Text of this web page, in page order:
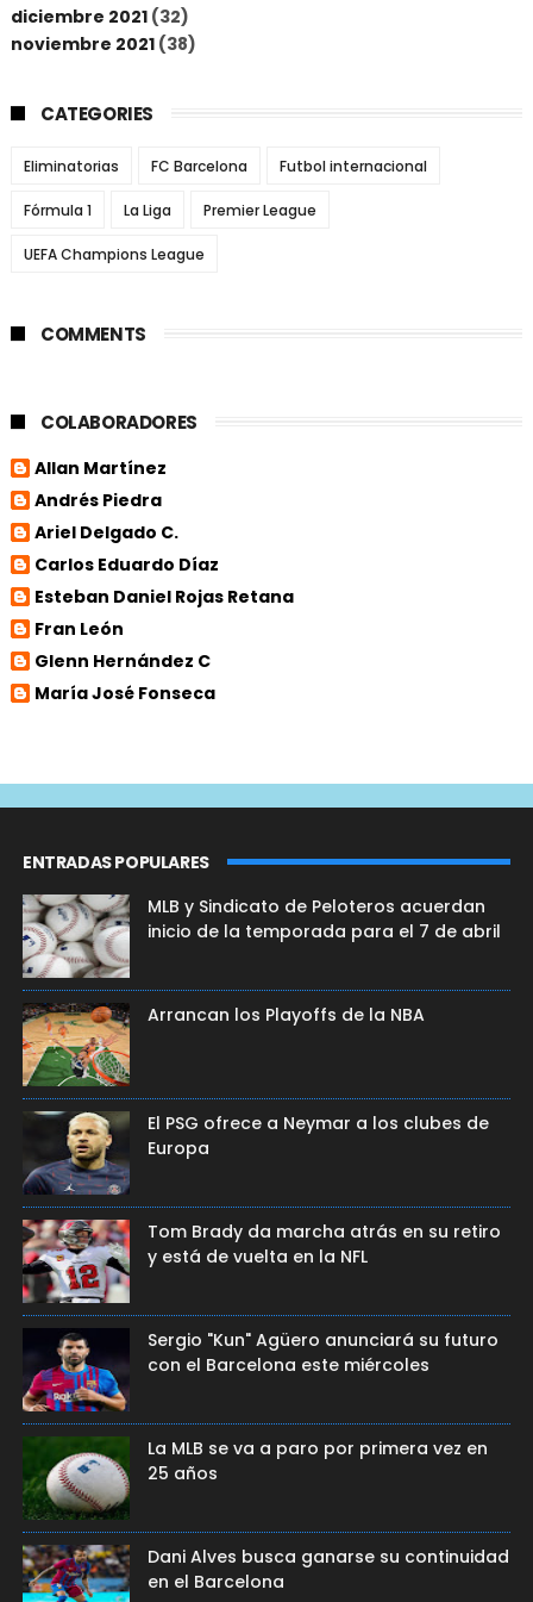
diciembre 2021(32)
noviembre 2021(38)
CATEGORIES
Eliminatorias FC Barcelona Futbol internacional
Fórmula 1 La Liga Premier League
UEFA Champions League
COMMENTS
COLABORADORES
Allan Martínez
Andrés Piedra
Ariel Delgado C.
Carlos Eduardo Díaz
Esteban Daniel Rojas Retana
Fran León
Glenn Hernández C
María José Fonseca
ENTRADAS POPULARES
MLB y Sindicato de Peloteros acuerdan
inicio de la temporada para el 7 de abril
Arrancan los Playoffs de la NBA
El PSG ofrece a Neymar a los clubes de
Europa
Tom Brady da marcha atrás en su retiro
y está de vuelta en la NFL
Sergio "Kun" Agüero anunciará su futuro
con el Barcelona este miércoles
La MLB se va a paro por primera vez en
25 años
Dani Alves busca ganarse su continuidad
en el Barcelona